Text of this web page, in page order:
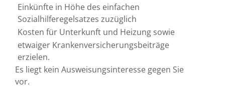
Einkünfte in Höhe des einfachen
Sozialhilferegelsatzes zuzüglich
Kosten für Unterkunft und Heizung sowie
etwaiger Krankenversicherungsbeiträge
erzielen.
Es liegt kein Ausweisungsinteresse gegen Sie
vor.